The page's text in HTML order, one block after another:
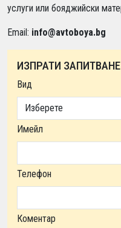
услуги или бояджийски
Email: info@avtoboya.bg
ИЗПРАТИ ЗАПИТВАНЕ
Вид
Имейл
Телефон
Коментар